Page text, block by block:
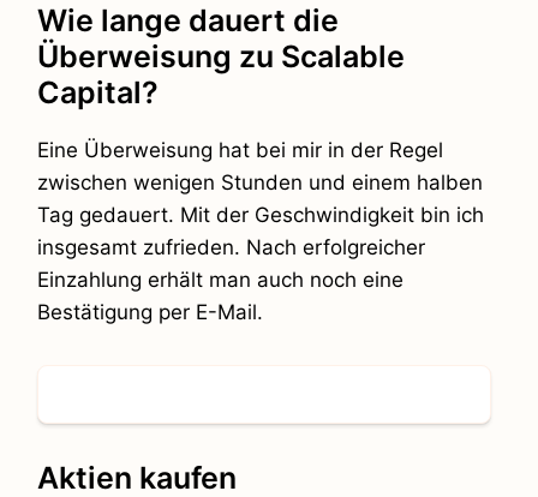
Wie lange dauert die
Überweisung zu Scalable
Capital?
Eine Überweisung hat bei mir in der Regel
zwischen wenigen Stunden und einem halben
Tag gedauert. Mit der Geschwindigkeit bin ich
insgesamt zufrieden. Nach erfolgreicher
Einzahlung erhält man auch noch eine
Bestätigung per E-Mail.
Aktien kaufen